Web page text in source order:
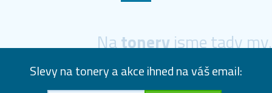
Natoneryjsme tady my.
Slevy na tonery a akce ihned na váš email: